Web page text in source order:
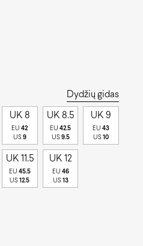
Dydžių gidas
UK 8
EU42
US 9
UK 8.5
EU 42.5
US 9.5
UK 9
EU43
US10
UK 11.5
EU 45.5
US12.5
UK 12
EU 46
US 13